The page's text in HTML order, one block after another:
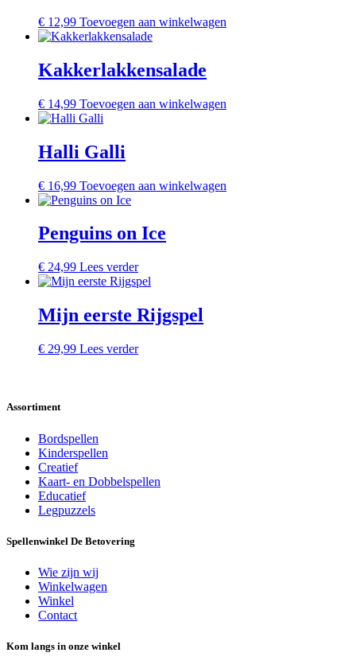
€ 12,99 Toevoegen aan winkelwagen
Kakkerlakkensalade
€ 14,99 Toevoegen aan winkelwagen
Halli Galli
€ 16,99 Toevoegen aan winkelwagen
Penguins on Ice
€ 24,99 Lees verder
Mijn eerste Rijgspel
€ 29,99 Lees verder
Assortiment
Bordspellen
Kinderspellen
Creatief
Kaart- en Dobbelspellen
Educatief
Legpuzzels
Spellenwinkel De Betover​ing
Wie zijn wij
Winkelwagen
Winkel
Contact
Kom langs in onze winkel